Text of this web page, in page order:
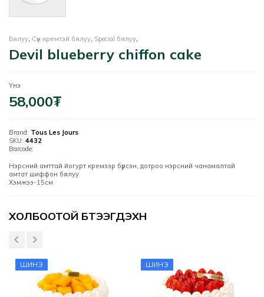
Бялуу, Сүүн кремтэй бялуу, Special бялуу,
Devil blueberry chiffon cake
Үнэ
58,000₮
Brand: Tous Les Jours
SKU: 4432
Barcode:
Нэрсний амттай йогурт кремээр бүрсэн, дотроо нэрсний чанамалтай
амтат шиффон бялуу
Хэмжээ-15см
Үзүүлэлтүүд
ХОЛБООТОЙ БҮТЭЭГДЭХҮҮН
ШИНЭ ШИНЭ